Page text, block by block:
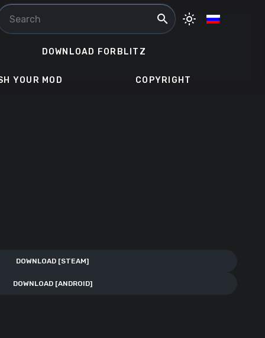
search light_mode
DOWNLOAD FORBLITZ
YOUR MOD COPYRIGHT
DOWNLOAD [STEAM]
DOWNLOAD [ANDROID]